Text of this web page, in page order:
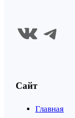
ВКонтакте Telegram
Сайт
Главная